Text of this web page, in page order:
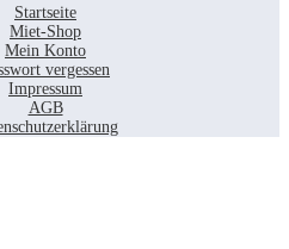
Startseite
Miet-Shop
Mein Konto
vergessen
Impressum
AGB